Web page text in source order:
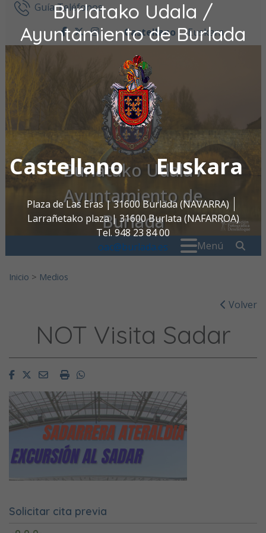
Burlatako Udala /
Ayuntamiento de Burlada
Castellano Euskara
Plaza de Las Eras | 31600 Burlada (NAVARRA)
Larrañetako plaza | 31600 Burlata (NAFARROA)
Tel. 948 23 84 00
oac@burlada.es
Ir al contenidoGuía Teléfonos
facebook
twitter
instagram
Castellano Euskara
Burlatako Udala /
Ayuntamiento de
Burlada
Menú
Inicio > Medios
Volver
NOT Visita Sadar
FacebookTwitterEmailImprimirWhatsapp
Solicitar cita previa